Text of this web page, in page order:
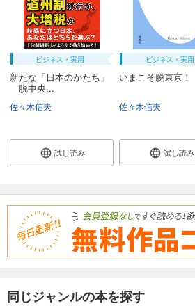
ビジネス・実用
新たな「日本のかたち」
脱中央...
佐々木信夫
試し読み
ビジネス・実用
いまこそ脱東京！
佐々木信夫
試し読み
同じジャンルの本を探す